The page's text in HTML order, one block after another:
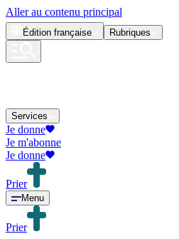
Aller au contenu principal
Édition française Rubriques
Services
Je donne
Je m'abonne
Je donne
Prier
Menu
Prier